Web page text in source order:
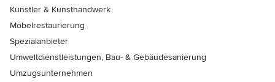
Künstler & Kunsthandwerk
Möbelrestaurierung
Spezialanbieter
Umweltdienstleistungen, Bau- & Gebäudesanierung
Umzugsunternehmen